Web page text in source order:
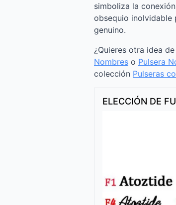
simboliza la
obsequio inolvidable
genuino.
¿Quieres otra idea
Nombres o Pulsera
colección Pulseras
ELECCIÓN DE